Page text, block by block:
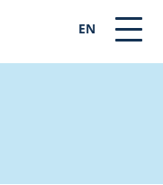
EN